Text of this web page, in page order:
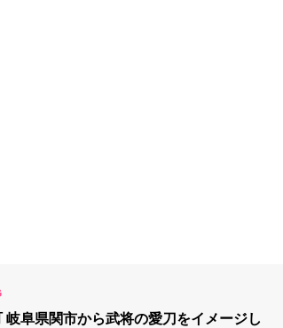
岐阜県関市から武将の愛刀をイメージし